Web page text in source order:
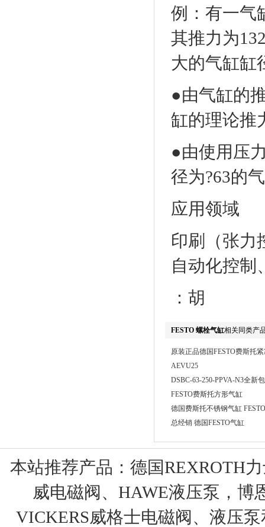
例：有一气
其推力为
大的气缸缸
●由气缸的
缸的理论推
●由使用压
径为?63的
应用领域
印刷（张力
自动化控制
：胡
FESTO 螺栓气缸相关同类产
原装正品德国FESTO费斯托
AEVU25
DSBC-63-250-PPVA-N3全新
FESTO费斯托方形气缸
德国费斯托不锈钢气缸
总经销 德国FESTO气缸
本站推荐产品： 德国REXROTH
威电磁阀、HAWE液压泵，博
VICKERS威格士电磁阀、液压